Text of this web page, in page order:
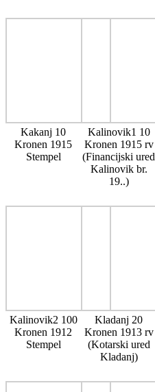
Kakanj 10
Kronen 1915
Stempel
Kalinovik1 10
Kronen 1915 rv
(Financijski ured
Kalinovik br.
19..)
Kalinovik2 100
Kronen 1912
Stempel
Kladanj 20
Kronen 1913 rv
(Kotarski ured
Kladanj)